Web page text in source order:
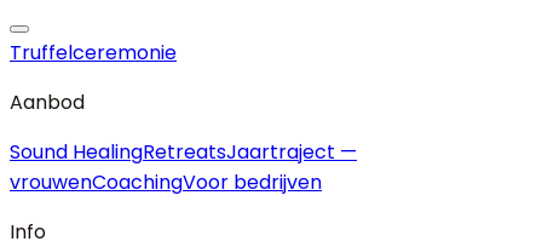
Truffelceremonie
Aanbod
Sound HealingRetreatsJaartraject —
vrouwenCoachingVoor bedrijven
Info